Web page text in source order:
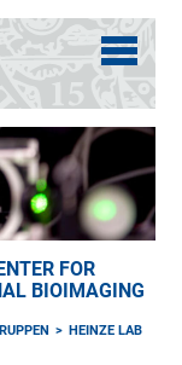
FOR
BIOIMAGING
HEINZE LAB